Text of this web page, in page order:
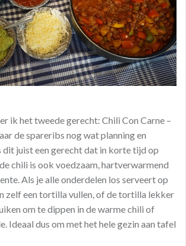
ik het tweede gerecht: Chili Con Carne –
de spareribs nog wat planning en
dit juist een gerecht dat in korte tijd op
chili is ook voedzaam, hartverwarmend
Als je alle onderdelen los serveert op
zelf een tortilla vullen, of de tortilla lekker
om te dippen in de warme chili of
Ideaal dus om met het hele gezin aan tafel